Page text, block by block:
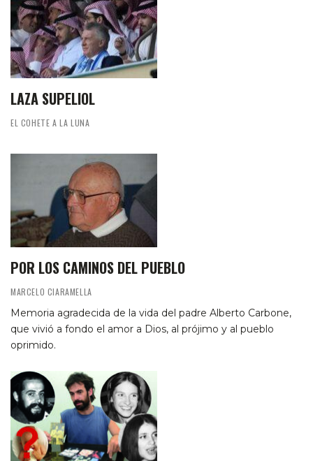
LAZA SUPELIOL
EL COHETE A LA LUNA
POR LOS CAMINOS DEL PUEBLO
MARCELO CIARAMELLA
Memoria agradecida de la vida del padre Alberto Carbone,
que vivió a fondo el amor a Dios, al prójimo y al pueblo
oprimido.